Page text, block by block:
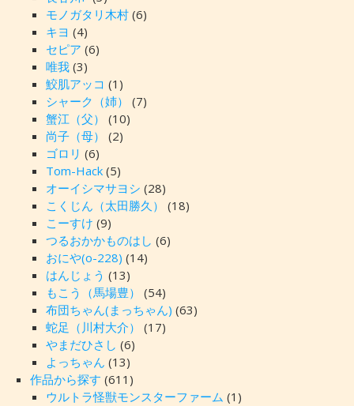
モノガタリ木村(6)
キヨ (4)
セピア (6)
唯我(3)
鮫肌アッコ (1)
シャーク（姉）
(7)
蟹江（父）
(10)
尚子（母）
(2)
ゴロリ (6)
Tom-Hack(5)
オーイシマサヨシ (28)
こくじん（太田勝久）
(18)
こーすけ (9)
つるおかかものはし (6)
おにや(o-228) (14)
はんじょう (13)
もこう（馬場豊）
(54)
布団ちゃん(まっちゃん) (63)
蛇足（川村大介）
(17)
やまだひさし (6)
よっちゃん (13)
作品から探す (611)
ウルトラ怪獣モンスターファーム (1)